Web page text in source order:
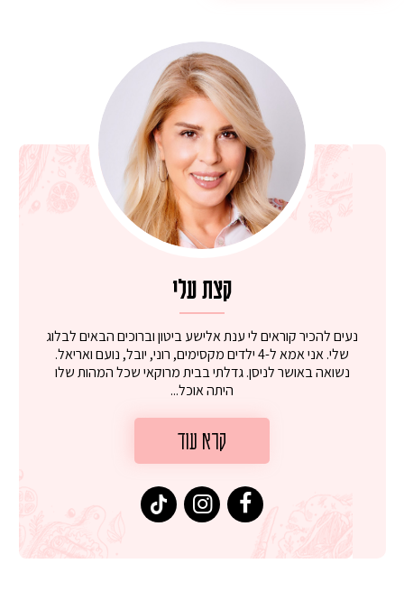
קצת עלי
נעים להכיר קוראים לי ענת אלישע ביטון וברוכים הבאים לבלוג
שלי. אני אמא ל-4 ילדים מקסימים, רוני, יובל, נועם ואריאל.
נשואה באושר לניסן. גדלתי בבית מרוקאי שכל המהות שלו
היתה אוכל...
קרא עוד